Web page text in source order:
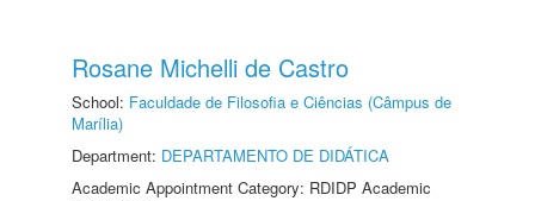
Rosane Michelli de Castro
School: Faculdade de Filosofia e Ciências (Câmpus de
Marília)
Department: DEPARTAMENTO DE DIDÁTICA
Academic Appointment Category: RDIDP Academic